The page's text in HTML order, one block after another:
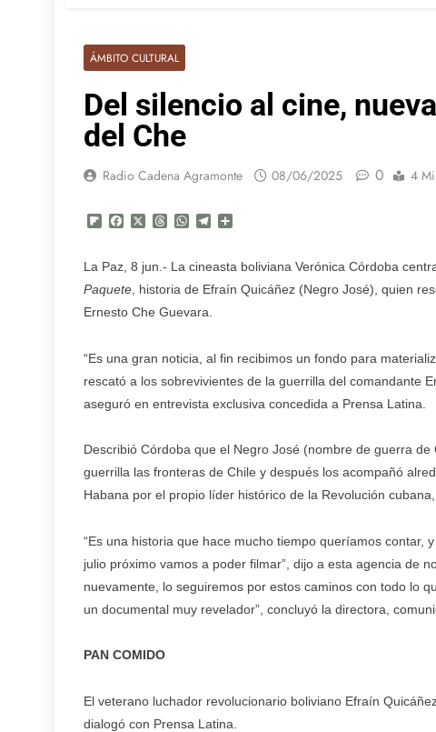
ÁMBITO CULTURAL
Del silencio al cine,
del Che
Radio Cadena Agramonte 08/06/2025 0 4
Flipboard
FacebookThreadsWhatsApp
Telegram
La Paz, 8 jun.- La cineasta boliviana Verónica Córdoba
Paquete, historia de Efraín Quicáñez (Negro José), quien
Ernesto Che Guevara.
“Es una gran noticia, al fin recibimos un fondo para
rescató a los sobrevivientes de la guerrilla del comandante
aseguró en entrevista exclusiva concedida a Prensa Latina.
Describió Córdoba que el Negro José (nombre de guerra
guerrilla las fronteras de Chile y después los acompañó
Habana por el propio líder histórico de la Revolución
“Es una historia que hace mucho tiempo queríamos contar,
julio próximo vamos a poder filmar”, dijo a esta agencia de
nuevamente, lo seguiremos por estos caminos con todo lo
un documental muy revelador”, concluyó la directora,
PAN COMIDO
El veterano luchador revolucionario boliviano Efraín
dialogó con Prensa Latina.